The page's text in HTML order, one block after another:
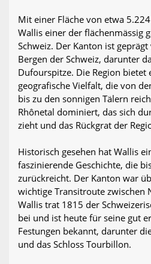
Mit einer Fläche von etwa
Wallis einer der flächenmässig
Schweiz. Der Kanton ist
Bergen der Schweiz, darunter
Dufourspitze. Die Region bietet
geografische Vielfalt, die von
bis zu den sonnigen Tälern
Rhônetal dominiert, das sich
zieht und das Rückgrat der
Historisch gesehen hat Wallis
faszinierende Geschichte, die
zurückreicht. Der Kanton war
wichtige Transitroute zwischen
Wallis trat 1815 der
bei und ist heute für seine gut
Festungen bekannt, darunter
und das Schloss Tourbillon.